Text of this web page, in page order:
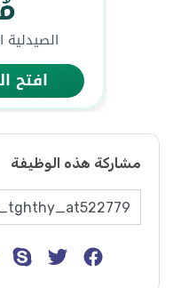
مشاركة هذه الوظيفة